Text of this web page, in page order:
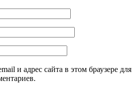
и адрес сайта в этом браузере для